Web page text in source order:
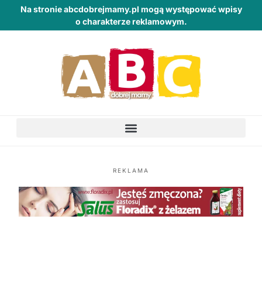
Na stronie abcdobrejmamy.pl mogą występować wpisy
o charakterze reklamowym.
REKLAMA